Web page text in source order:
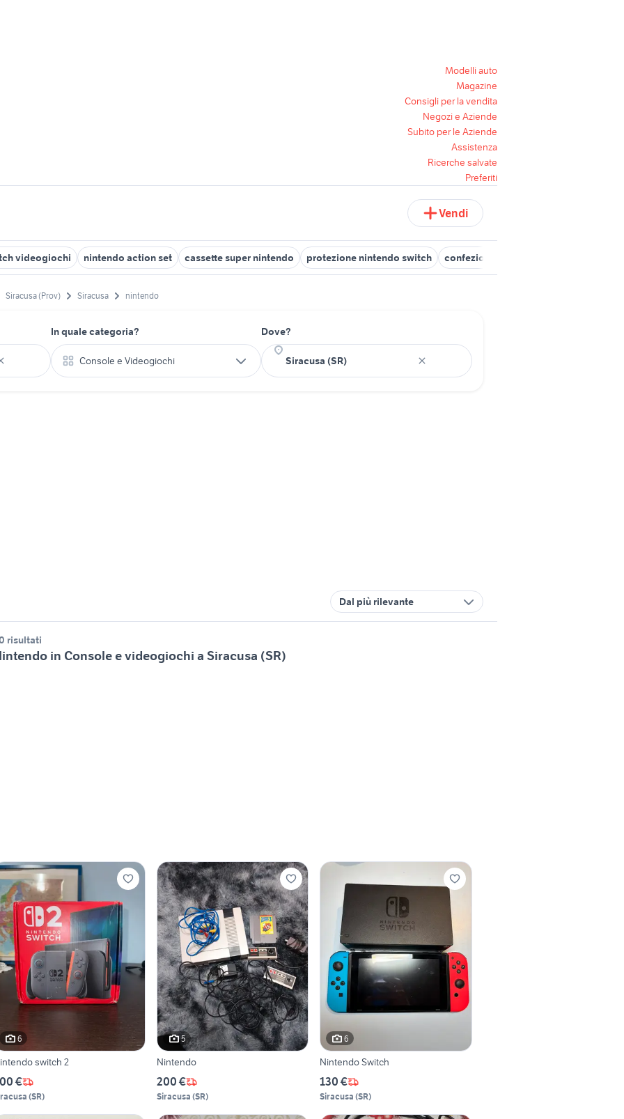
Modelli auto
Magazine
Consigli per la vendita
Negozi e Aziende
Subito per le Aziende
Assistenza
Ricerche salvate
Preferiti
Vendi
videogiochi nintendo action set cassette super nintendo protezione nintendo switch confezione nintendo switch
Siracusa (Prov) Siracusa nintendo
In quale categoria?
Console e Videogiochi
Dove?
Dal più rilevante
risultati
in Console e videogiochi a Siracusa (SR)
6
switch 2
€
(SR)
5
Nintendo
200 €
Siracusa (SR)
6
Nintendo Switch
130 €
Siracusa (SR)